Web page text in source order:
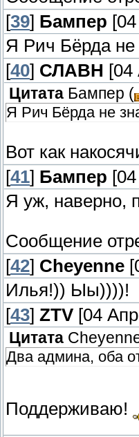
[39] Бампер
Я Рич Бёрда не
[40] СЛАВН [04
Цитата Бампер (
Я Рич Бёрда не
Вот как
[41] Бампер
Я уж, наверно,
Сообщение
[42] Cheyenne
Илья!)) Ыы))))!
[43] ZTV [04
Цитата
Два админа, оба
Поддерживаю!